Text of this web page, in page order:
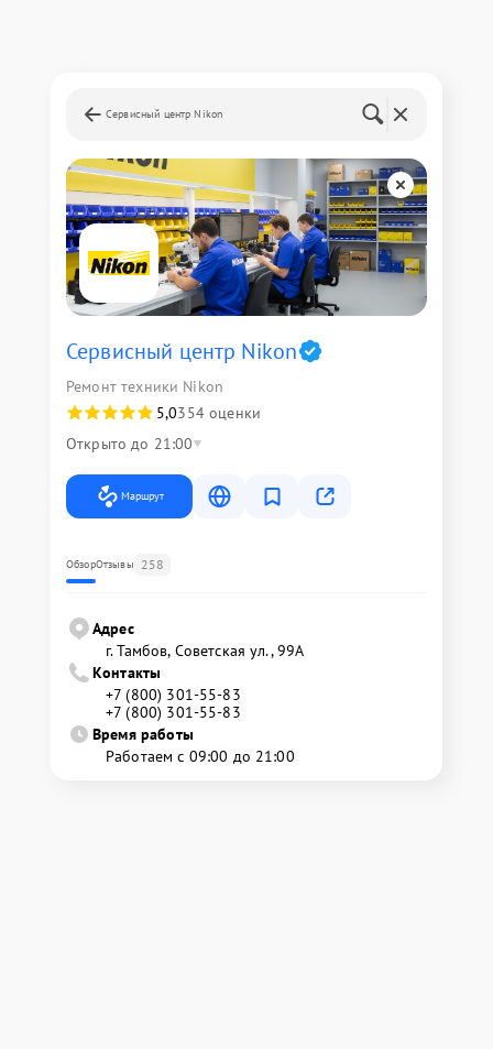
Сервисный центр Nikon
Сервисный центр Nikon
Ремонт техники Nikon
5,0354 оценки
Открыто до 21:00
Маршрут
ОбзорОтзывы 258
Адрес
г. Тамбов, Советская ул., 99А
Контакты
+7 (800) 301-55-83
+7 (800) 301-55-83
Время работы
Работаем с 09:00 до 21:00